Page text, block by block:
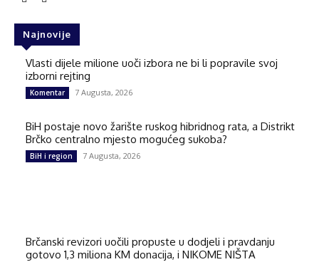
Najnovije
Vlasti dijele milione uoči izbora ne bi li popravile svoj
izborni rejting
Komentar 7 Augusta, 2026
BiH postaje novo žarište ruskog hibridnog rata, a Distrikt
Brčko centralno mjesto mogućeg sukoba?
BiH i region 7 Augusta, 2026
Brčanski revizori uočili propuste u dodjeli i pravdanju
gotovo 1,3 miliona KM donacija, i NIKOME NIŠTA